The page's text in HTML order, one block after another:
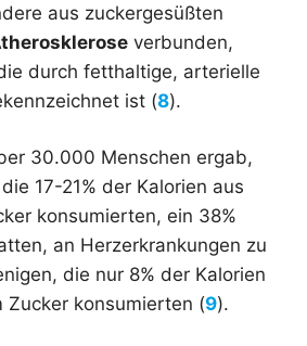
aus zuckergesüßten
verbunden,
durch fetthaltige, arterielle
ist (8).
30.000 Menschen ergab,
17-21% der Kalorien aus
konsumierten, ein 38%
an Herzerkrankungen zu
die nur 8% der Kalorien
Zucker konsumierten (9).